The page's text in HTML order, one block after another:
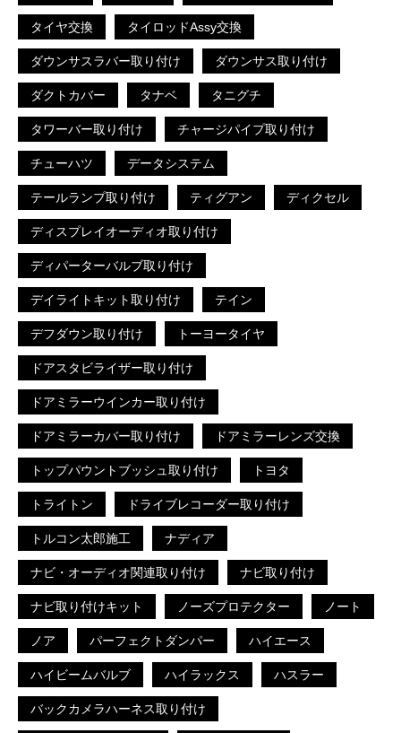
タイヤ交換 タイロッドAssy交換
ダウンサスラバー取り付け ダウンサス取り付け
ダクトカバー タナベ タニグチ
タワーバー取り付け チャージパイプ取り付け
チューハツ データシステム
テールランプ取り付け ティグアン ディクセル
ディスプレイオーディオ取り付け
ディパーターバルブ取り付け
デイライトキット取り付け テイン
デフダウン取り付け トーヨータイヤ
ドアスタビライザー取り付け
ドアミラーウインカー取り付け
ドアミラーカバー取り付け ドアミラーレンズ交換
トップパウントブッシュ取り付け トヨタ
トライトン ドライブレコーダー取り付け
トルコン太郎施工 ナディア
ナビ・オーディオ関連取り付け ナビ取り付け
ナビ取り付けキット ノーズプロテクター ノート
ノア パーフェクトダンパー ハイエース
ハイビームバルブ ハイラックス ハスラー
バックカメラハーネス取り付け